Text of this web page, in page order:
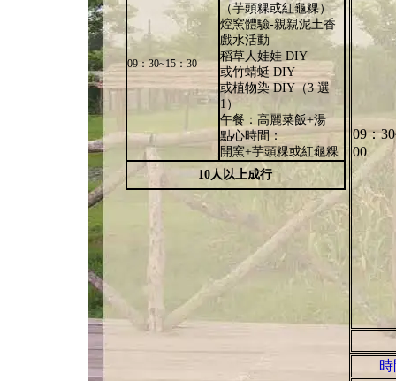
09：30~15：30
（芋頭粿或紅龜粿）
焢窯體驗-親親泥土香
戲水活動
稻草人娃娃 DIY
或竹蜻蜓 DIY
或植物染 DIY（3 選
1）
午餐：高麗菜飯+湯
點心時間：
開窯+芋頭粿或紅龜粿
10人以上成行
09：
00